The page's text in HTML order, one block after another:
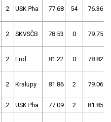
2 USK Pha 77.68 54 76.36
2 SKVSČB 78.53 0 79.75
2 Frol 81.22 0 78.82
2 Kralupy 81.86 2 79.06
2 USK Pha 77.09 2 81.85